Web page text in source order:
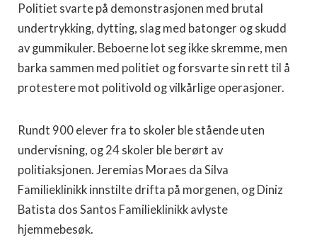
Politiet svarte på demonstrasjonen med brutal
undertrykking, dytting, slag med batonger og skudd
av gummikuler. Beboerne lot seg ikke skremme, men
barka sammen med politiet og forsvarte sin rett til å
protestere mot politivold og vilkårlige operasjoner.
Rundt 900 elever fra to skoler ble stående uten
undervisning, og 24 skoler ble berørt av
politiaksjonen. Jeremias Moraes da Silva
Familieklinikk innstilte drifta på morgenen, og Diniz
Batista dos Santos Familieklinikk avlyste
hjemmebesøk.